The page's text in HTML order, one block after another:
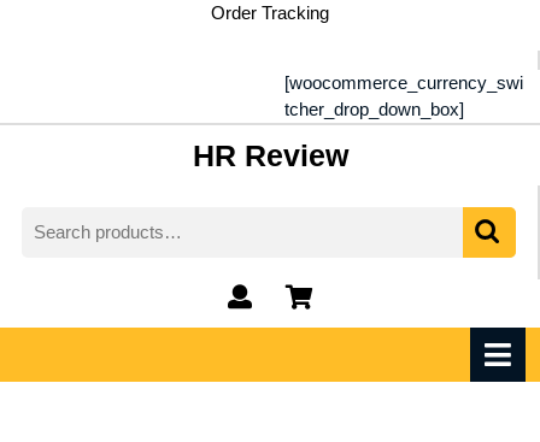
Order Tracking
[woocommerce_currency_swi
tcher_drop_down_box]
HR Review
for:
My
Account
shopping
cart